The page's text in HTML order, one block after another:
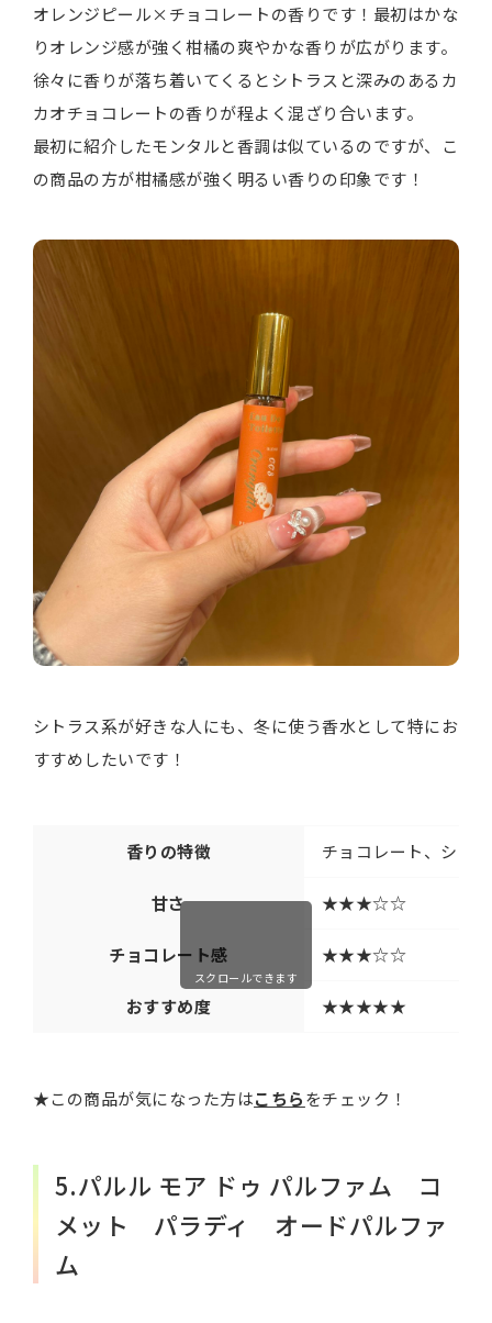
オレンジピール×チョコレートの香りです！最初はかな
りオレンジ感が強く柑橘の爽やかな香りが広がります。
徐々に香りが落ち着いてくるとシトラスと深みのあるカ
カオチョコレートの香りが程よく混ざり合います。
最初に紹介したモンタルと香調は似ているのですが、こ
の商品の方が柑橘感が強く明るい香りの印象です！
シトラス系が好きな人にも、冬に使う香水として特にお
すすめしたいです！
香りの特徴 チョコレート、シト
甘さ ★★★☆☆
チョコレート感 ★★★☆☆
おすすめ度 ★★★★★
スクロールできます
★この商品が気になった方はこちらをチェック！
5.パルル モア ドゥ パルファム コ
メット パラディ オードパルファ
ム